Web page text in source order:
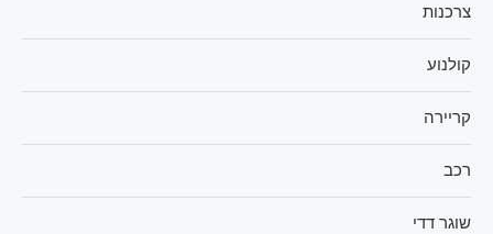
צרכנות
קולנוע
קריירה
רכב
שוגר דדי